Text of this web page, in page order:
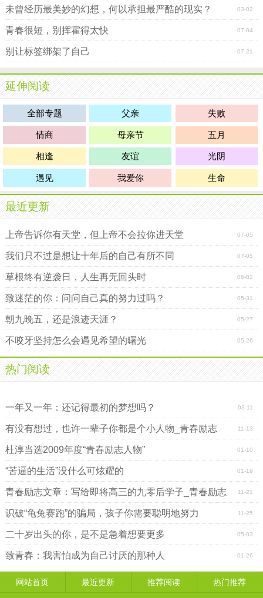
03-02
未曾经历最美妙的幻想，何以承担最严酷的现实？
07-04
青春很短，别挥霍得太快
07-21
别让标签绑架了自己
延伸阅读
全部专题 父亲 失败
情商 母亲节 五月
相逢 友谊 光阴
遇见 我爱你 生命
最近更新
07-05
上帝告诉你有天堂，但上帝不会拉你进天堂
07-05
我们只不过是想让十年后的自己有所不同
06-02
草根终有逆袭日，人生再无回头时
05-31
致迷茫的你：问问自己真的努力过吗？
05-27
朝九晚五，还是浪迹天涯？
05-26
不咬牙坚持怎么会遇见希望的曙光
热门阅读
03-11
一年又一年：还记得最初的梦想吗？
11-13
有没有想过，也许一辈子你都是个小人物_青春励志
01-10
杜淳当选2009年度“青春励志人物”
01-19
“苦逼的生活”没什么可炫耀的
11-21
青春励志文章：写给即将高三的九零后学子_青春励志
11-25
识破“龟兔赛跑”的骗局，孩子你需要聪明地努力
05-03
二十岁出头的你，是不是急着想要更多
01-26
致青春：我害怕成为自己讨厌的那种人
网站首页 最近更新 推荐阅读 热门推荐